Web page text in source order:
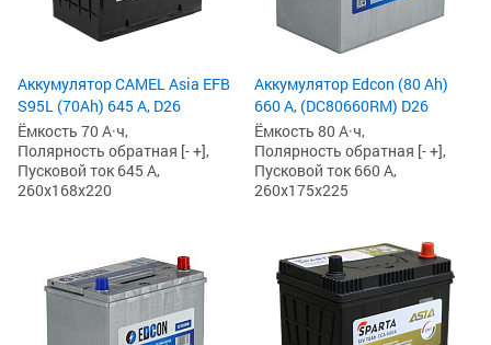
Аккумулятор CAMEL Asia EFB
S95L (70Ah) 645 А, D26
Ёмкость 70 А·ч,
Полярность обратная [- +],
Пусковой ток 645 А,
260x168x220
Аккумулятор Edcon (80 Ah)
660 А, (DC80660RM) D26
Ёмкость 80 А·ч,
Полярность обратная [- +],
Пусковой ток 660 А,
260x175x225